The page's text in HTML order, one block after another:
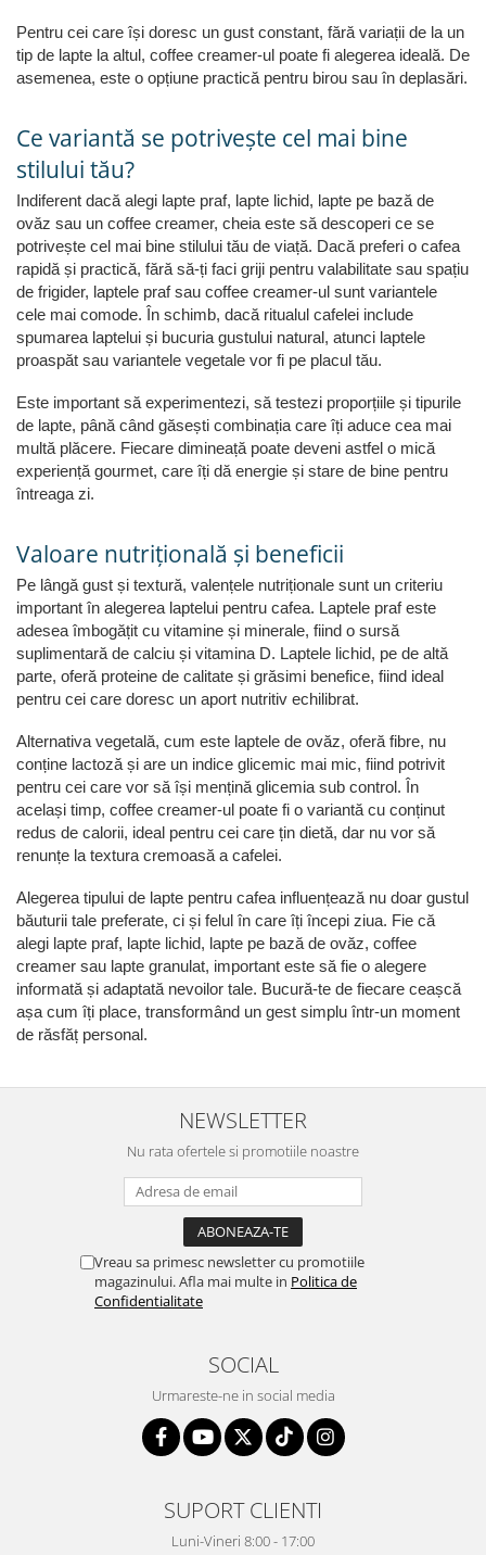
Pentru cei care își doresc un gust constant, fără variații de la un
tip de lapte la altul, coffee creamer-ul poate fi alegerea ideală. De
asemenea, este o opțiune practică pentru birou sau în deplasări.
Ce variantă se potrivește cel mai bine
stilului tău?
Indiferent dacă alegi lapte praf, lapte lichid, lapte pe bază de
ovăz sau un coffee creamer, cheia este să descoperi ce se
potrivește cel mai bine stilului tău de viață. Dacă preferi o cafea
rapidă și practică, fără să-ți faci griji pentru valabilitate sau spațiu
de frigider, laptele praf sau coffee creamer-ul sunt variantele
cele mai comode. În schimb, dacă ritualul cafelei include
spumarea laptelui și bucuria gustului natural, atunci laptele
proaspăt sau variantele vegetale vor fi pe placul tău.
Este important să experimentezi, să testezi proporțiile și tipurile
de lapte, până când găsești combinația care îți aduce cea mai
multă plăcere. Fiecare dimineață poate deveni astfel o mică
experiență gourmet, care îți dă energie și stare de bine pentru
întreaga zi.
Valoare nutrițională și beneficii
Pe lângă gust și textură, valențele nutriționale sunt un criteriu
important în alegerea laptelui pentru cafea. Laptele praf este
adesea îmbogățit cu vitamine și minerale, fiind o sursă
suplimentară de calciu și vitamina D. Laptele lichid, pe de altă
parte, oferă proteine de calitate și grăsimi benefice, fiind ideal
pentru cei care doresc un aport nutritiv echilibrat.
Alternativa vegetală, cum este laptele de ovăz, oferă fibre, nu
conține lactoză și are un indice glicemic mai mic, fiind potrivit
pentru cei care vor să își mențină glicemia sub control. În
același timp, coffee creamer-ul poate fi o variantă cu conținut
redus de calorii, ideal pentru cei care țin dietă, dar nu vor să
renunțe la textura cremoasă a cafelei.
Alegerea tipului de lapte pentru cafea influențează nu doar gustul
băuturii tale preferate, ci și felul în care îți începi ziua. Fie că
alegi lapte praf, lapte lichid, lapte pe bază de ovăz, coffee
creamer sau lapte granulat, important este să fie o alegere
informată și adaptată nevoilor tale. Bucură-te de fiecare ceașcă
așa cum îți place, transformând un gest simplu într-un moment
de răsfăț personal.
NEWSLETTER
Nu rata ofertele si promotiile noastre
Vreau sa primesc newsletter cu promotiile
magazinului. Afla mai multe in Politica de
Confidentialitate
SOCIAL
Urmareste-ne in social media
SUPORT CLIENTI
Luni-Vineri 8:00 - 17:00